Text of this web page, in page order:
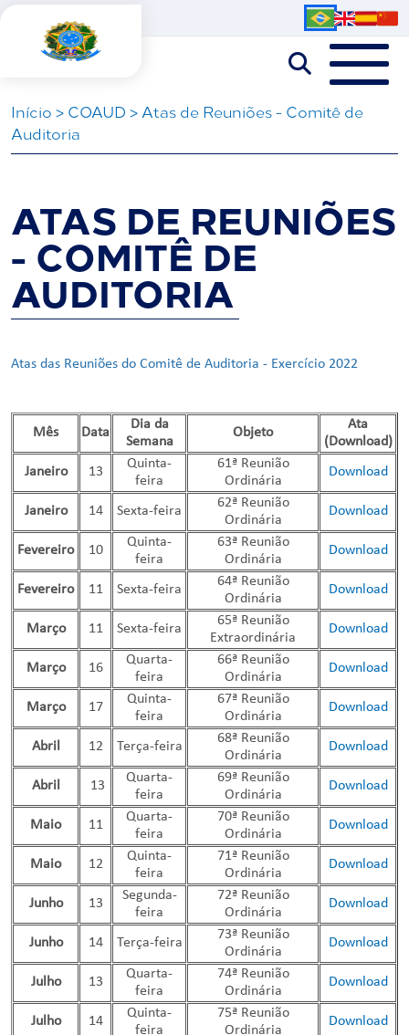
Iní­cio > COAUD > Atas de Reuniões - Comitê de
Auditoria
ATAS DE REUNIÕES
- COMITÊ DE
AUDITORIA
Atas das Reuniões do Comitê de Auditoria - Exercício 2022
Mês Data
Dia da
Semana
Objeto
Ata
(Download)
Janeiro 13
Quinta-
feira
61ª Reunião
Ordinária
Download
Janeiro 14 Sexta-feira
62ª Reunião
Ordinária
Download
Fevereiro 10
Quinta-
feira
63ª Reunião
Ordinária
Download
Fevereiro 11 Sexta-feira
64ª Reunião
Ordinária
Download
Março 11 Sexta-feira
65ª Reunião
Extraordinária
Download
Março 16
Quarta-
feira
66ª Reunião
Ordinária
Download
Março 17
Quinta-
feira
67ª Reunião
Ordinária
Download
Abril 12 Terça-feira
68ª Reunião
Ordinária
Download
Abril 13
Quarta-
feira
69ª Reunião
Ordinária
Download
Maio 11
Quarta-
feira
70ª Reunião
Ordinária
Download
Maio 12
Quinta-
feira
71ª Reunião
Ordinária
Download
Junho 13
Segunda-
feira
72ª Reunião
Ordinária
Download
Junho 14 Terça-feira
73ª Reunião
Ordinária
Download
Julho 13
Quarta-
feira
74ª Reunião
Ordinária
Download
Julho 14
Quinta-
feira
75ª Reunião
Ordinária
Download